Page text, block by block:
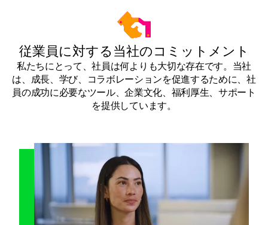
従業員に対する当社のコミットメント
私たちにとって、社員は何よりも大切な存在です。当社
は、成長、学び、コラボレーションを促進するために、社
員の成功に必要なツール、企業文化、福利厚生、サポート
を提供しています。